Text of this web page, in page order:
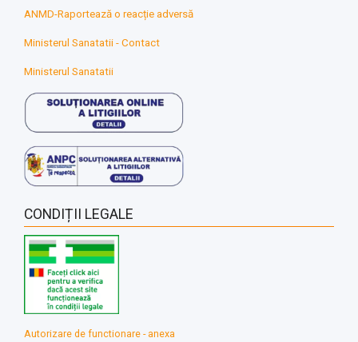
ANMD-Raportează o reacție adversă
Ministerul Sanatatii - Contact
Ministerul Sanatatii
CONDIȚII LEGALE
Autorizare de functionare - anexa